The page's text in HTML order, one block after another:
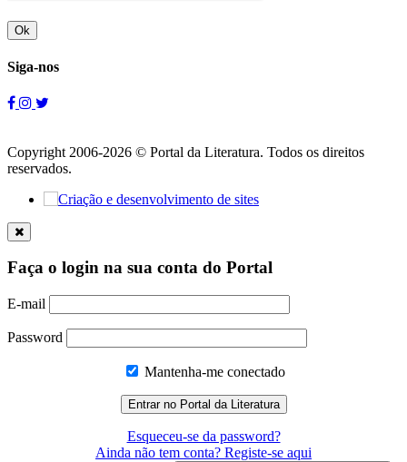
Ok
Siga-nos
Copyright 2006-2026 © Portal da Literatura. Todos os direitos
reservados.
Faça o login na sua conta do Portal
E-mail
Password
Mantenha-me conectado
Esqueceu-se da password?
Ainda não tem conta? Registe-se aqui